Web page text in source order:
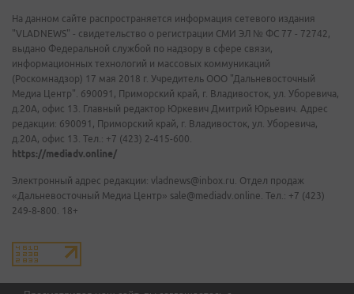
На данном сайте распространяется информация сетевого издания
"VLADNEWS" - свидетельство о регистрации СМИ ЭЛ № ФС 77 - 72742,
выдано Федеральной службой по надзору в сфере связи,
информационных технологий и массовых коммуникаций
(Роскомнадзор) 17 мая 2018 г. Учредитель ООО "Дальневосточный
Медиа Центр". 690091, Приморский край, г. Владивосток, ул. Уборевича,
д.20А, офис 13. Главный редактор Юркевич Дмитрий Юрьевич. Адрес
редакции: 690091, Приморский край, г. Владивосток, ул. Уборевича,
д.20А, офис 13. Тел.: +7 (423) 2-415-600.
https://mediadv.online/
Электронный адрес редакции: vladnews@inbox.ru. Отдел продаж
«Дальневосточный Медиа Центр» sale@mediadv.online. Тел.: +7 (423)
249-8-800. 18+